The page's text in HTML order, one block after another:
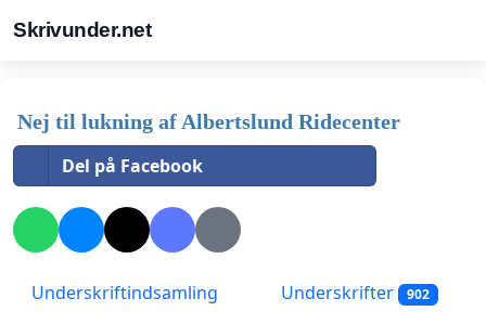
Skrivunder.net
Nej til lukning af Albertslund Ridecenter
Del på Facebook
Underskriftindsamling Underskrifter 902